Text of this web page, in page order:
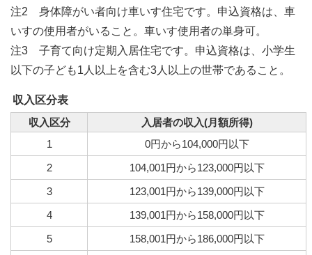
注2 身体障がい者向け車いす住宅です。申込資格は、車
いすの使用者がいること。車いす使用者の単身可。
注3 子育て向け定期入居住宅です。申込資格は、小学生
以下の子ども1人以上を含む3人以上の世帯であること。
収入区分表
収入区分
入居者の収入(月額所得)
1
0円から104,000円以下
2
104,001円から123,000円以下
3
123,001円から139,000円以下
4
139,001円から158,000円以下
5
158,001円から186,000円以下